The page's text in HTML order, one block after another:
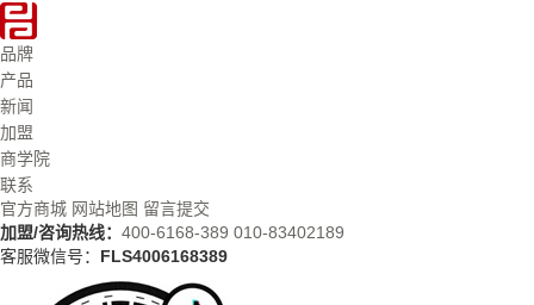
品牌
产品
新闻
加盟
商学院
联系
官方商城 网站地图 留言提交
加盟/咨询热线： 400-6168-389 010-83402189
客服微信号： FLS4006168389